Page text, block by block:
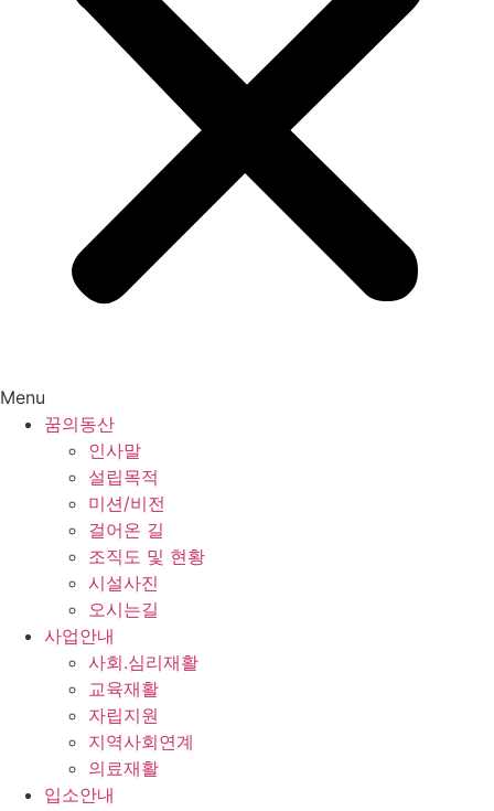
Menu
꿈의동산
인사말
설립목적
미션/비전
걸어온 길
조직도 및 현황
시설사진
오시는길
사업안내
사회.심리재활
교육재활
자립지원
지역사회연계
의료재활
입소안내